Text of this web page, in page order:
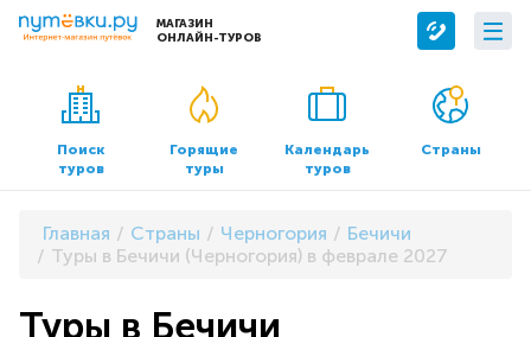
МАГАЗИН
ОНЛАЙН-ТУРОВ
Сервисы
Бронирование отелей
Трансфер
О компании
О нас
Контакты
Документы и реквизиты
Поиск
туров
Горящие
туры
Календарь
туров
Страны
Главная Страны Черногория
Бечичи
Туры в Бечичи (Черногория) в феврале 2027
Туры в Бечичи